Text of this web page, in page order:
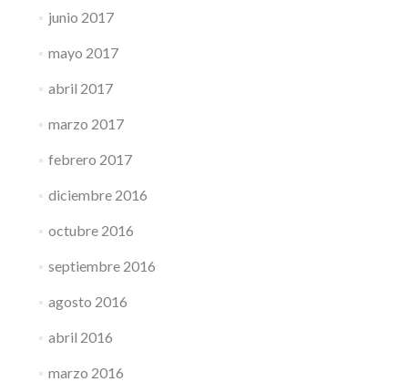
junio 2017
mayo 2017
abril 2017
marzo 2017
febrero 2017
diciembre 2016
octubre 2016
septiembre 2016
agosto 2016
abril 2016
marzo 2016